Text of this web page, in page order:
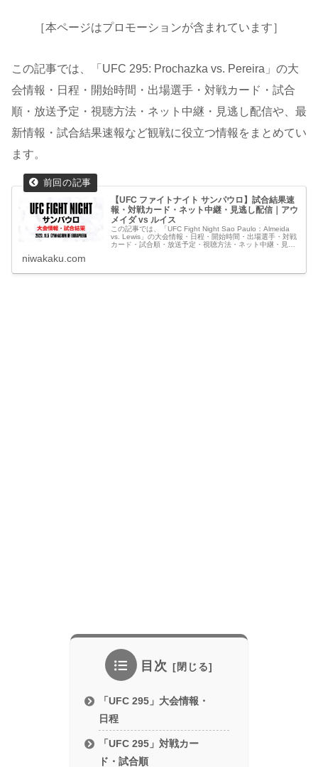
［本ページはプロモーションが含まれています］
この記事では、「UFC 295: Prochazka vs. Pereira」の大
会情報・日程・開始時間・出場選手・対戦カード・試合
順・放送予定・視聴方法・ネット中継・見逃し配信や、最
新情報・試合結果速報など観戦に役立つ情報をまとめてい
ます。
【UFC ファイトナイト サンパウロ】試合結果速
報・対戦カード・ネット中継・見逃し配信｜アウ
メイダ vs ルイス
この記事では、「UFC Fight Night Sao Paulo：Almeida
vs. Lewis」の大会情報・日程・開始時間・出場選手・対戦
カード・試合順・放送予定・視聴方法・ネット中継・見逃
niwakaku.com
目次
「UFC 295」大会情報・
日程
「UFC 295」対戦カー
ド・試合順